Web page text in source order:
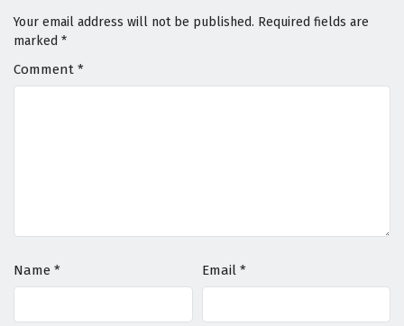
Eps 17 - April 30, 2026
Digimon Beatbreak Episodio 14 Sub Español
Your email address will not be published. Required fields are
marked *
Comment *
Name * Email *